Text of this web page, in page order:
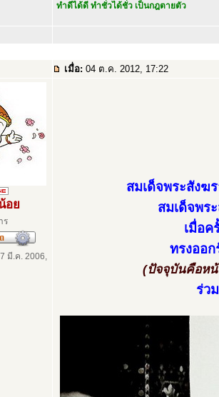
ทำดีได้ดี ทำชั่วได้ชั่ว เป็นกฎตายตัว
เมื่อ: 04 ต.ค. 2012, 17:22
อย
ร
มี.ค. 2006,
สมเด็จพระสังฆ
สมเด็จพร
เมื่อ
ทรงออ
(ปัจจุบันคือหน้
ร่ว